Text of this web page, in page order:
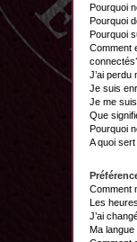
Pourquoi
Pourquoi
Pourquoi
Comment
J’ai perdu
Je suis
Je me
Que
Pourquoi
A quoi
Comment
Les
J’ai
Ma langue